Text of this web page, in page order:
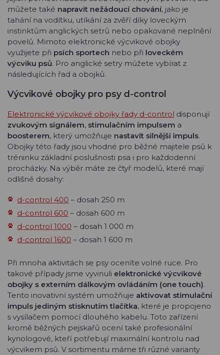
můžete také napravit nežádoucí chování, jako je
tahání na vodítku, utíkání za zvěří díky loveckým
instinktům anglických setrů nebo opakované neplnění
povelů. Mimoto elektronické výcvikové obojky
využijete při psích sportech nebo při loveckém
výcviku psů. Pro anglické setry můžete vybírat z
následujících řad a obojků.
Výcvikové obojky pro psy d-control
Elektronické výcvikové obojky řady d-control disponují
zvukovým signálem, stimulačním impulsem a
boosterem, který umožňuje nastavit silnější impuls.
Obojky této řady jsou vhodné pro běžné majitele psů k
tréninku základní poslušnosti psa i pro každodenní
procházky. Na výběr máte ze čtyř modelů, které mají
odlišné dosahy:
d-control 400 – dosah 250 m
d-control 600 – dosah 600 m
d-control 1000 – dosah 1 000 m
d-control 1600 – dosah 1 600 m
Při mnoha aktivitách se psy oceníte volné ruce. Pro
takové případy jsme vyvinuli elektronické výcvikové
obojky s externím dálkovým ovládáním (one touch).
Tento inovativní systém umožňuje aktivovat stimulační
impuls jediným stisknutím tlačítka, které je propojeno
s vysílačem pomocí dlouhého kabelu. Toto zařízení
kromě běžných pejskařů ocení také profesionální
kynologové, kteří potřebují maximální kontrolu nad
výcvikem psů. V sortimentu máme tři různé varianty